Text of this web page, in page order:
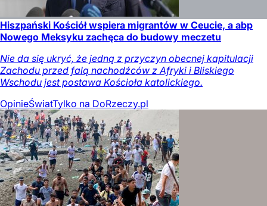
Hiszpański Kościół wspiera migrantów w Ceucie, a abp
Nowego Meksyku zachęca do budowy meczetu
Nie da się ukryć, że jedną z przyczyn obecnej kapitulacji
Zachodu przed falą nachodźców z Afryki i Bliskiego
Wschodu jest postawa Kościoła katolickiego.
OpinieŚwiatTylko na DoRzeczy.pl